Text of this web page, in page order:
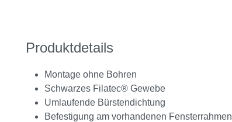
Produktdetails
Montage ohne Bohren
Schwarzes Filatec® Gewebe
Umlaufende Bürstendichtung
Befestigung am vorhandenen Fensterrahmen